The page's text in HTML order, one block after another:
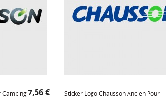
CampingPrix
7,56 €
Sticker Logo Chausson Ancien Pour